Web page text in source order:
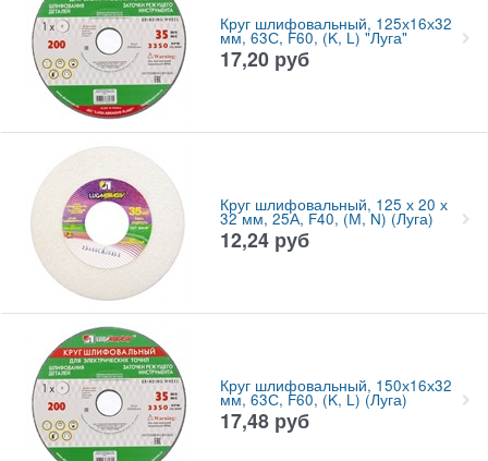
Круг шлифовальный, 125х16х32
мм, 63С, F60, (K, L) "Луга"
17,20 руб
Круг шлифовальный, 125 х 20 х
32 мм, 25А, F40, (М, N) (Луга)
12,24 руб
Круг шлифовальный, 150х16х32
мм, 63С, F60, (K, L) (Луга)
17,48 руб